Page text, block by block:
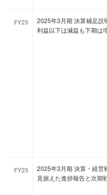
FY25
2025年3月期 決算補足説
利益以下は減益も下期は
FY25
2025年3月期 決算・経営
見据えた進捗報告と次期